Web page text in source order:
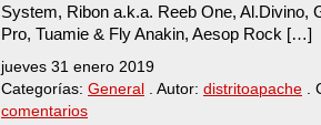
System, Ribon a.k.a. Reeb One, Al.Divino,
Pro, Tuamie & Fly Anakin, Aesop Rock […]
jueves 31 enero 2019
Categorías: General . Autor: distritoapache .
comentarios